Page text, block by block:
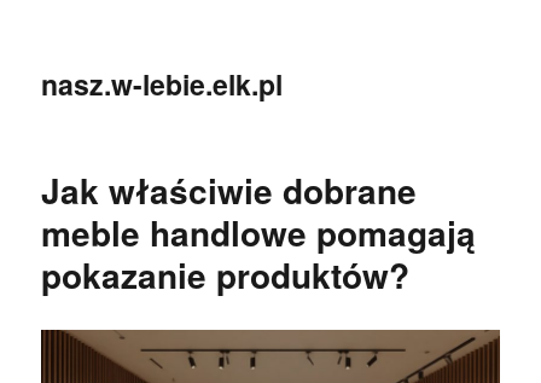
nasz.w-lebie.elk.pl
Jak właściwie dobrane
meble handlowe pomagają
pokazanie produktów?